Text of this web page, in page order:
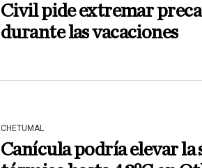
Civil pide extremar
durante las vacaciones
CHETUMAL
Canícula podría elevar la